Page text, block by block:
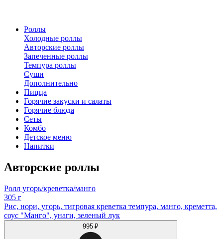
Роллы
Холодные роллы
Авторские роллы
Запеченные роллы
Темпура роллы
Суши
Дополнительно
Пицца
Горячие закуски и салаты
Горячие блюда
Сеты
Комбо
Детское меню
Напитки
Авторские роллы
Ролл угорь/креветка/манго
305 г
Рис, нори, угорь, тигровая креветка темпура, манго, креметта,
соус "Манго", унаги, зеленый лук
995 ₽